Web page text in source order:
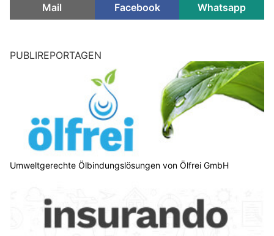
Mail
Facebook Whatsapp
PUBLIREPORTAGEN
Umweltgerechte Ölbindungslösungen von Ölfrei GmbH